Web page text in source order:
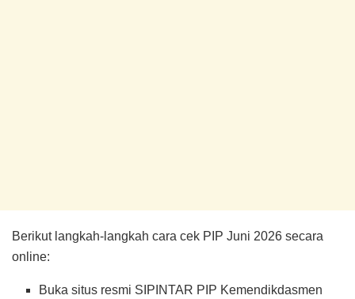
Berikut langkah-langkah cara cek PIP Juni 2026 secara
online:
Buka situs resmi SIPINTAR PIP Kemendikdasmen